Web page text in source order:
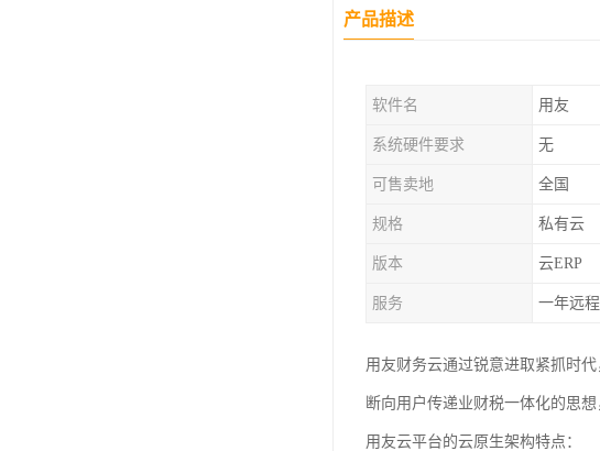
产品描述
软件名 用友
系统硬件要求 无
可售卖地 全国
规格 私有云
版本 云ERP
服务 一年远程
用友财务云通过锐意进取紧抓时
断向用户传递业财税一体化的思想
用友云平台的云原生架构特点：